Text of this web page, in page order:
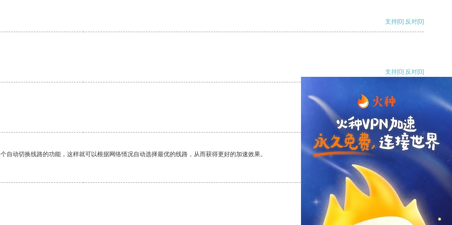
支持[0] 反对[0]
支持[0] 反对[0]
支持[0] 反对
动切换线路的功能，这样就可以根据网络情况自动选择最优的线路，从而获得更好的加速效果。
支持
反对 [0]